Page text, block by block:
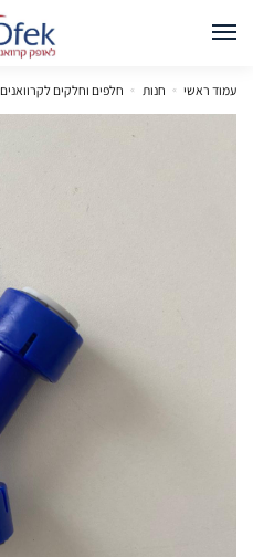
עמוד ראשי » חנות » חלפים וחלקים לקרוואנים